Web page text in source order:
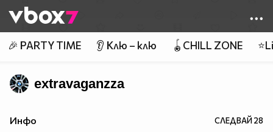
👾
🎉 PARTY TIME 👂 Клю – клю 🪀CHILL ZONE
extravaganzza
Инфо СЛЕДВАЙ28